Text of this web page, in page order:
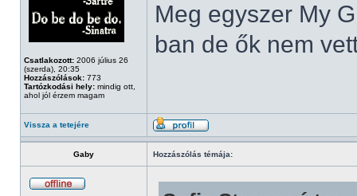
Csatlakozott: 2006 július 26
(szerda), 20:35
Hozzászólások: 773
Tartózkodási hely: mindig ott,
ahol jól érzem magam
Meg egyszer My
ban de ők nem
Vissza a tetejére
Gaby Hozzászólás témája: